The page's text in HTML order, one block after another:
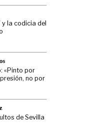
y la codicia del
«Pinto por
no por
de Sevilla